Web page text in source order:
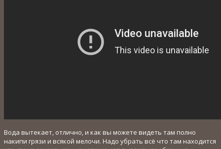
Вода вытекает, отлично, и как вы можете видеть там полно
накипи грязи и всякой мелочи. Надо убрать всё что там находится